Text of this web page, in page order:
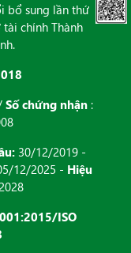
bổ sung lần thứ
chính Thành
Số chứng nhận :
30/12/2019 -
12/2025 - Hiệu
ISO